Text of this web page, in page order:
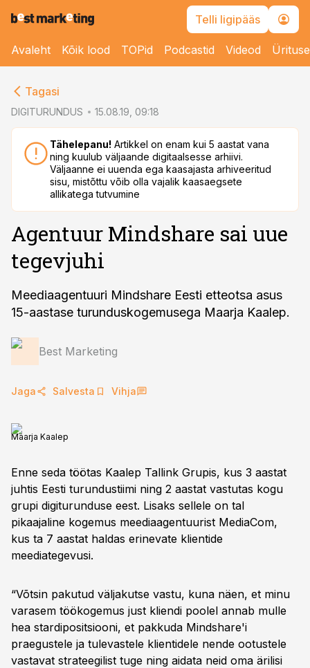
Telli ligipääs
Avaleht Kõik lood TOPid Podcastid Videod
Tagasi
DIGITURUNDUS 15.08.19, 09:18
Tähelepanu! Artikkel on enam kui 5 aastat vana
ning kuulub väljaande digitaalsesse arhiivi.
Väljaanne ei uuenda ega kaasajasta arhiveeritud
sisu, mistõttu võib olla vajalik kaasaegsete
allikatega tutvumine
Agentuur Mindshare sai uue
tegevjuhi
Meediaagentuuri Mindshare Eesti etteotsa asus
15-aastase turunduskogemusega Maarja Kaalep.
Best Marketing
Jaga Salvesta Vihja
Maarja Kaalep
Enne seda töötas Kaalep Tallink Grupis, kus 3 aastat
juhtis Eesti turundustiimi ning 2 aastat vastutas kogu
grupi digiturunduse eest. Lisaks sellele on tal
pikaajaline kogemus meediaagentuurist MediaCom,
kus ta 7 aastat haldas erinevate klientide
meediategevusi.
“Võtsin pakutud väljakutse vastu, kuna näen, et minu
varasem töökogemus just kliendi poolel annab mulle
hea stardipositsiooni, et pakkuda Mindshare'i
praegustele ja tulevastele klientidele nende ootustele
vastavat strateegilist tuge ning aidata neid oma ärilisi